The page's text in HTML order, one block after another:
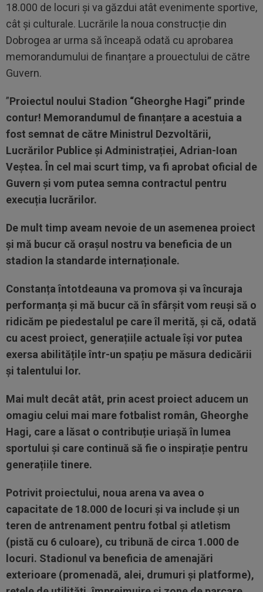
18.000 de locuri și va găzdui atât evenimente sportive,
cât și culturale. Lucrările la noua construcție din
Dobrogea ar urma să înceapă odată cu aprobarea
memorandumului de finanțare a prouectului de către
Guvern.
”Proiectul noului Stadion “Gheorghe Hagi” prinde
contur! Memorandumul de finanțare a acestuia a
fost semnat de către Ministrul Dezvoltării,
Lucrărilor Publice și Administrației, Adrian-Ioan
Veștea. În cel mai scurt timp, va fi aprobat oficial de
Guvern și vom putea semna contractul pentru
execuția lucrărilor.
De mult timp aveam nevoie de un asemenea proiect
și mă bucur că orașul nostru va beneficia de un
stadion la standarde internaționale.
Constanța întotdeauna va promova și va încuraja
performanța și mă bucur că în sfârșit vom reuși să o
ridicăm pe piedestalul pe care îl merită, și că, odată
cu acest proiect, generațiile actuale își vor putea
exersa abilitățile într-un spațiu pe măsura dedicării
și talentului lor.
Mai mult decât atât, prin acest proiect aducem un
omagiu celui mai mare fotbalist român, Gheorghe
Hagi, care a lăsat o contribuție uriașă în lumea
sportului și care continuă să fie o inspirație pentru
generațiile tinere.
Potrivit proiectului, noua arena va avea o
capacitate de 18.000 de locuri și va include și un
teren de antrenament pentru fotbal și atletism
(pistă cu 6 culoare), cu tribună de circa 1.000 de
locuri. Stadionul va beneficia de amenajări
exterioare (promenadă, alei, drumuri și platforme),